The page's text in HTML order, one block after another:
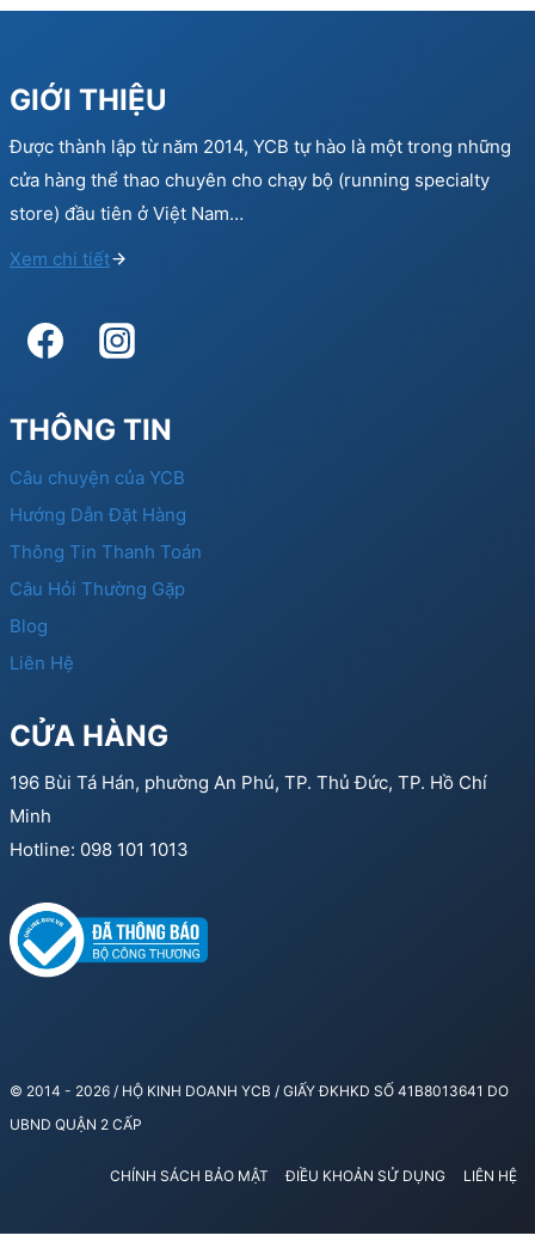
GIỚI THIỆU
Được thành lập từ năm 2014, YCB tự hào là một trong những
cửa hàng thể thao chuyên cho chạy bộ (running specialty
store) đầu tiên ở Việt Nam…
Xem chi tiết
THÔNG TIN
Câu chuyện của YCB
Hướng Dẫn Đặt Hàng
Thông Tin Thanh Toán
Câu Hỏi Thường Gặp
Blog
Liên Hệ
CỬA HÀNG
196 Bùi Tá Hán, phường An Phú, TP. Thủ Đức, TP. Hồ Chí
Minh
Hotline: 098 101 1013
© 2014 - 2026 / HỘ KINH DOANH YCB / GIẤY ĐKHKD SỐ 41B8013641 DO
UBND QUẬN 2 CẤP
CHÍNH SÁCH BẢO MẬT ĐIỀU KHOẢN SỬ DỤNG LIÊN HỆ